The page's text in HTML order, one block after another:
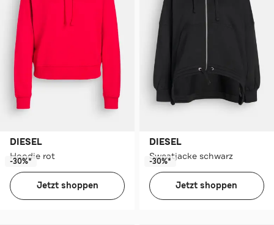
DIESEL
Hoodie rot
-30%*
Jetzt shoppen
DIESEL
Sweatjacke schwarz
-30%*
Jetzt shoppen